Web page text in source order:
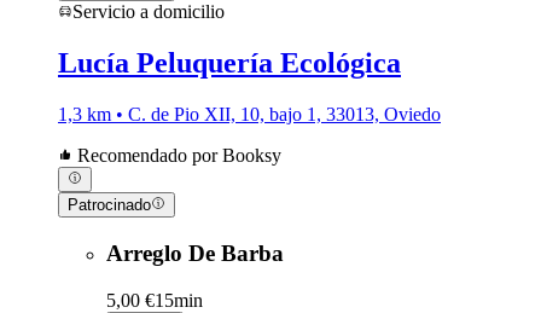
Servicio a domicilio
Lucía Peluquería Ecológica
1,3 km • C. de Pio XII, 10, bajo 1, 33013, Oviedo
Recomendado por Booksy
Patrocinado
Arreglo De Barba
5,00 €15min